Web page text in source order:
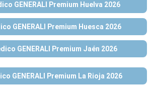
GENERALI Premium Huelva 2026
GENERALI Premium Huesca 2026
GENERALI Premium Jaén 2026
GENERALI Premium La Rioja 2026